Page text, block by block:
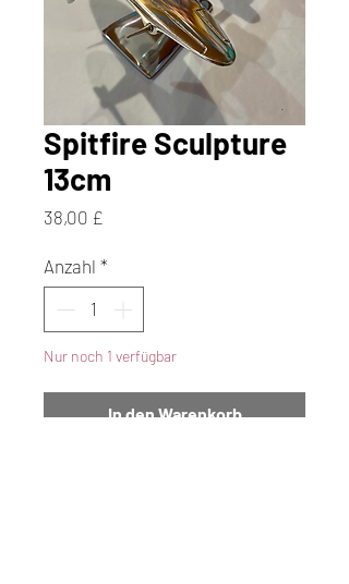
Spitfire Sculpture
13cm
38,00 £Preis
Anzahl *
Nur noch 1 verfügbar
In den Warenkorb